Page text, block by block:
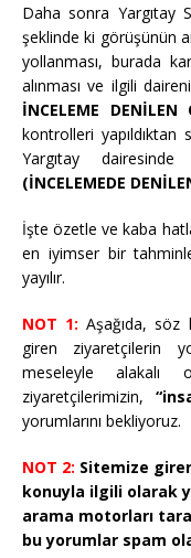
Daha sonra Yargıtay
şeklinde ki görüşünün
yollanması, burada
alınması ve ilgili
İNCELEME DENİLEN
kontrolleri
Yargıtay
(İNCELEMEDE
İşte özetle ve kaba
en iyimser bir
yayılır.
NOT 1: Aşağıda,
giren ziyaretçilerin
meseleyle
ziyaretçilerimizin,
yorumlarını bekliyoruz.
NOT 2: Sitemize
konuyla ilgili olarak
arama motorları
bu yorumlar spam